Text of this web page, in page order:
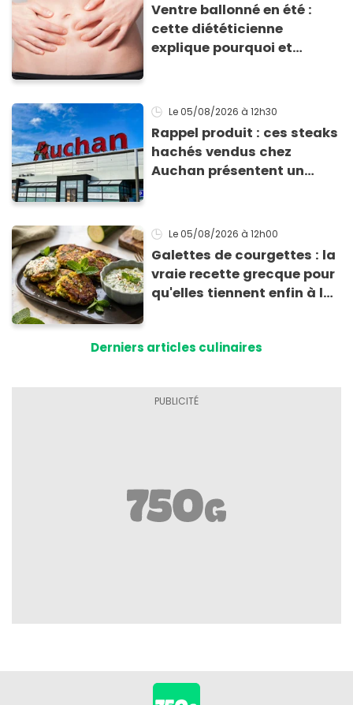
Ventre ballonné en été :
cette diététicienne
explique pourquoi et
Le 05/08/2026 à 12h30
Rappel produit : ces steaks
hachés vendus chez
Auchan présentent un
Le 05/08/2026 à 12h00
Galettes de courgettes : la
vraie recette grecque pour
qu'elles tiennent enfin à la
Derniers articles culinaires